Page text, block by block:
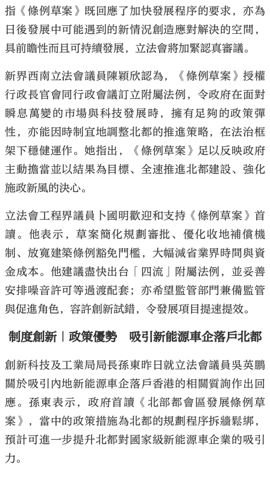
指《條例草案》既回應了加快發展程序的要求，亦為
日後發展中可能遇到的新情況創造應對解決的空間，
具前瞻性而且可持續發展，立法會將加緊認真審議。
新界西南立法會議員陳穎欣認為，《條例草案》授權
行政長官會同行政會議訂立附屬法例，令政府在面對
瞬息萬變的市場與科技發展時，擁有足夠的政策彈
性，亦能因時制宜地調整北都的推進策略，在法治框
架下穩健運作。她指出，《條例草案》足以反映政府
主動擔當並以結果為目標、全速推進北都建設、強化
施政新風的決心。
立法會工程界議員卜國明歡迎和支持《條例草案》首
讀。他表示，草案簡化規劃審批、優化收地補償機
制、放寬建築條例豁免門檻，大幅減省業界時間與資
金成本。他建議盡快出台「四流」附屬法例，並妥善
安排噪音許可等過渡配套；亦希望監管部門兼備監管
與促進角色，容許創新試錯，令發展項目提速提效。
制度創新｜政策優勢 吸引新能源車企落戶北都
創新科技及工業局局長孫東昨日就立法會議員吳英鵬
關於吸引內地新能源車企落戶香港的相關質詢作出回
應。孫東表示，政府首讀《北部都會區發展條例草
案》，當中的政策措施為北都的規劃程序拆牆鬆綁，
預計可進一步提升北都對國家級新能源車企業的吸引
力。